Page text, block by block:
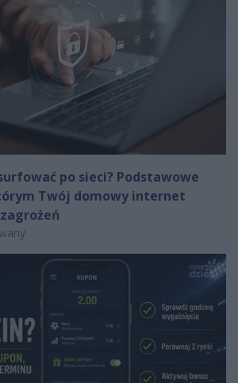
po sieci? Podstawowe
Twój domowy internet